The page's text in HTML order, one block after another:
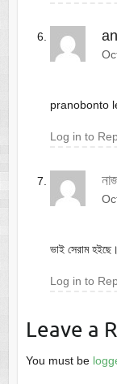
pranobonto
Log in to
ভাই সেরাম
Log in to
Leave a
You must be